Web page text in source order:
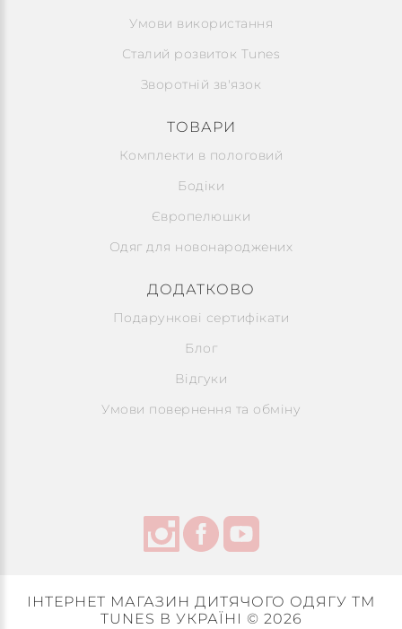
Умови використання
Сталий розвиток Tunes
Зворотній зв'язок
ТОВАРИ
Комплекти в пологовий
Бодіки
Європелюшки
Одяг для новонароджених
ДОДАТКОВО
Подарункові сертифікати
Блог
Відгуки
Умови повернення та обміну
ІНТЕРНЕТ МАГАЗИН ДИТЯЧОГО ОДЯГУ ТМ
TUNES В УКРАЇНІ © 2026